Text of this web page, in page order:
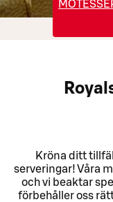
Kröna ditt
serveringar! Våra
och vi beaktar
förbehåller oss